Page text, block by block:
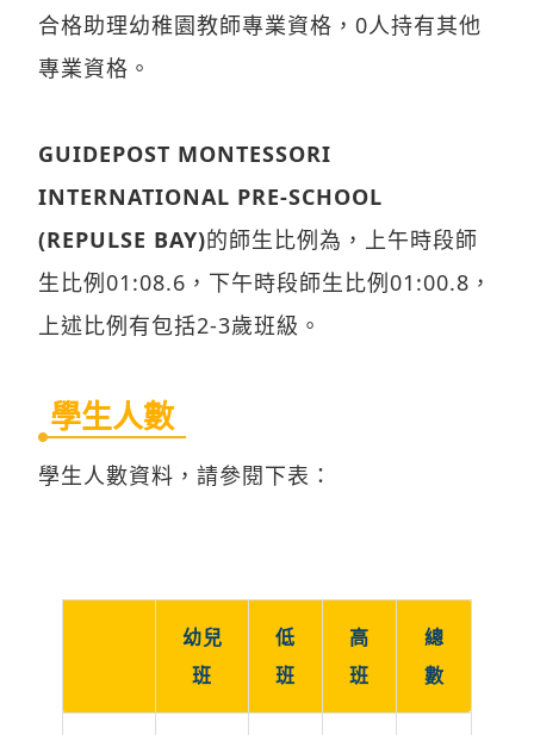
合格助理幼稚園教師專業資格，0人持有其他
專業資格。
GUIDEPOST MONTESSORI
INTERNATIONAL PRE-SCHOOL
(REPULSE BAY)的師生比例為，上午時段師
生比例01:08.6，下午時段師生比例01:00.8，
上述比例有包括2-3歲班級。
學生人數
學生人數資料，請參閱下表：
幼兒
班
低
班
高
班
總
數